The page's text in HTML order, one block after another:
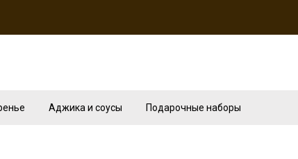
Аджика и соусы Подарочные наборы